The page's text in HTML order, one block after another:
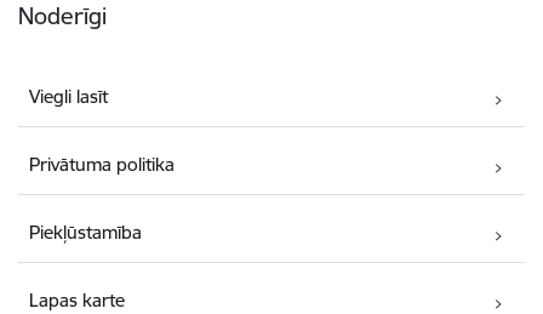
Noderīgi
Viegli lasīt
Privātuma politika
Piekļūstamība
Lapas karte